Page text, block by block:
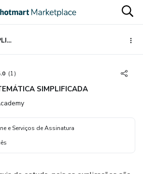
MATEMÁTICA SIMPLIFICADA
(1)
SIMPLIFICADA
e Serviços de Assinatura